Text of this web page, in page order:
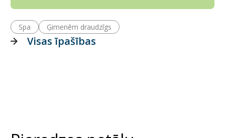
Spa Ģimenēm draudzīgs
Visas īpašības